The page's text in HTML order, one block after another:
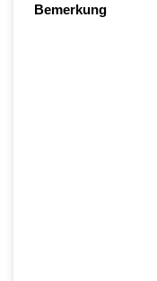
Bemerkung